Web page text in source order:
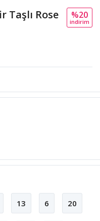
Taşlı Rose
%20
i̇ndi̇ri̇m
13 6 20